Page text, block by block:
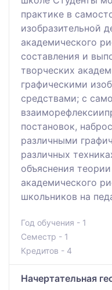
практике в
изобразительной
академического
составления и
творческих
графическими
средствами; с
постановок,
различными
различных
объяснения
академического
школьников на
Год обучения - 1
Семестр - 1
Кредитов - 4
Начертательная